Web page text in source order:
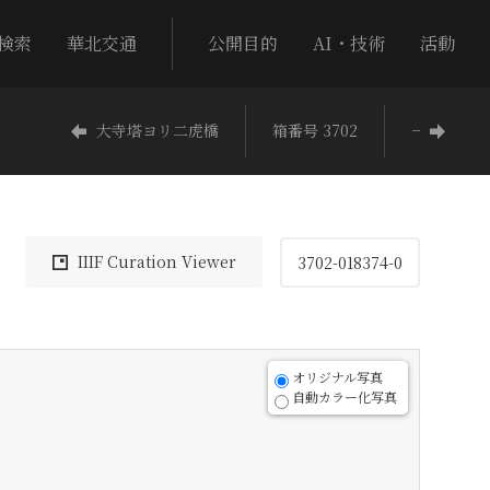
索 華北交通 公開目的 AI・技術 活動
大寺塔ヨリ二虎橋 箱番号 3702 −
IIIF Curation Viewer 3702-018374-0
オリジナル写真
自動カラー化写真